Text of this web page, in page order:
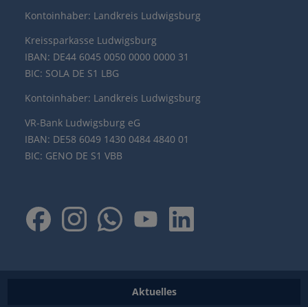
Kontoinhaber: Landkreis Ludwigsburg
Kreissparkasse Ludwigsburg
IBAN: DE44 6045 0050 0000 0000 31
BIC: SOLA DE S1 LBG
Kontoinhaber: Landkreis Ludwigsburg
VR-Bank Ludwigsburg eG
IBAN: DE58 6049 1430 0484 4840 01
BIC: GENO DE S1 VBB
Aktuelles